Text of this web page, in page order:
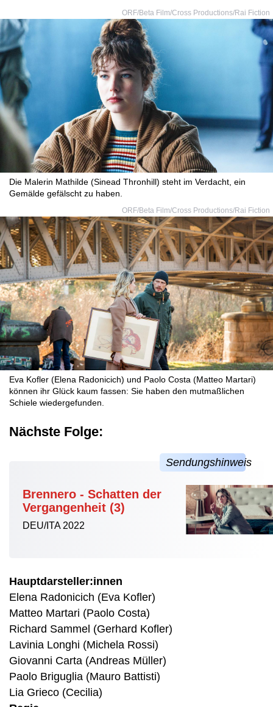
ORF/Beta Film/Cross Productions/Rai Fiction
Die Malerin Mathilde (Sinead Thronhill) steht im Verdacht, ein
Gemälde gefälscht zu haben.
ORF/Beta Film/Cross Productions/Rai Fiction
Eva Kofler (Elena Radonicich) und Paolo Costa (Matteo Martari)
können ihr Glück kaum fassen: Sie haben den mutmaßlichen
Schiele wiedergefunden.
Nächste Folge:
Brennero - Schatten der
Vergangenheit (3)
DEU/ITA 2022
Hauptdarsteller:innen
Elena Radonicich (Eva Kofler)
Matteo Martari (Paolo Costa)
Richard Sammel (Gerhard Kofler)
Lavinia Longhi (Michela Rossi)
Giovanni Carta (Andreas Müller)
Paolo Briguglia (Mauro Battisti)
Lia Grieco (Cecilia)